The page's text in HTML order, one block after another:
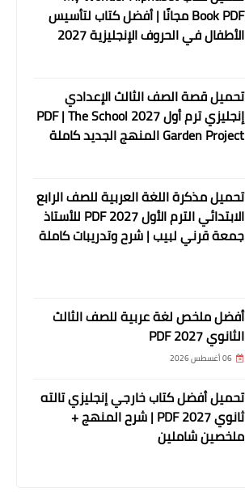
Book PDF مجانًا | أفضل كتاب لتأسيس
الأطفال في الحروف الإنجليزية 2027
تحميل قصة الصف الثالث الإعدادي
إنجليزي ترم أول 2027 PDF | The School
Garden Project المنهج الجديد كاملة
تحميل مذكرة اللغة العربية للصف الرابع
الابتدائي الترم الأول 2027 PDF للأستاذ
جمعة قرني لبيب | شرح وتدريبات كاملة
أفضل ملخص لغة عربية للصف الثالث
الثانوي 2027 PDF
06 أغسطس 2026
تحميل أفضل كتاب خارجي إنجليزي تالته
ثانوي 2027 PDF | شرح المنهج +
ملخصين شاملين